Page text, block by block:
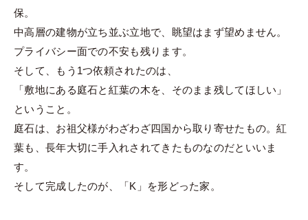
保。
中高層の建物が立ち並ぶ立地で、眺望はまず望めません。
プライバシー面での不安も残ります。
そして、もう1つ依頼されたのは、
「敷地にある庭石と紅葉の木を、そのまま残してほしい」
ということ。
庭石は、お祖父様がわざわざ四国から取り寄せたもの。紅
葉も、長年大切に手入れされてきたものなのだといいま
す。
そして完成したのが、「K」を形どった家。